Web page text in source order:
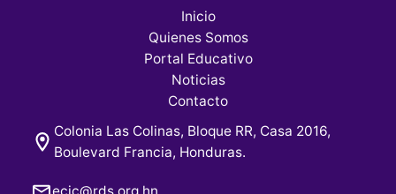
Inicio
Quienes Somos
Portal Educativo
Noticias
Contacto
Colonia Las Colinas, Bloque RR, Casa 2016,
Boulevard Francia, Honduras.